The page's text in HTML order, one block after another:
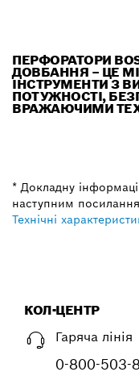
ПЕРФОРАТОРИ
ДОВБАННЯ – ЦЕ
ІНСТРУМЕНТИ З
ПОТУЖНОСТІ,
ВРАЖАЮЧИМИ
* Докладну
наступним
Технічні
КОЛ-ЦЕНТР
Гаряча лінія
0-800-503-